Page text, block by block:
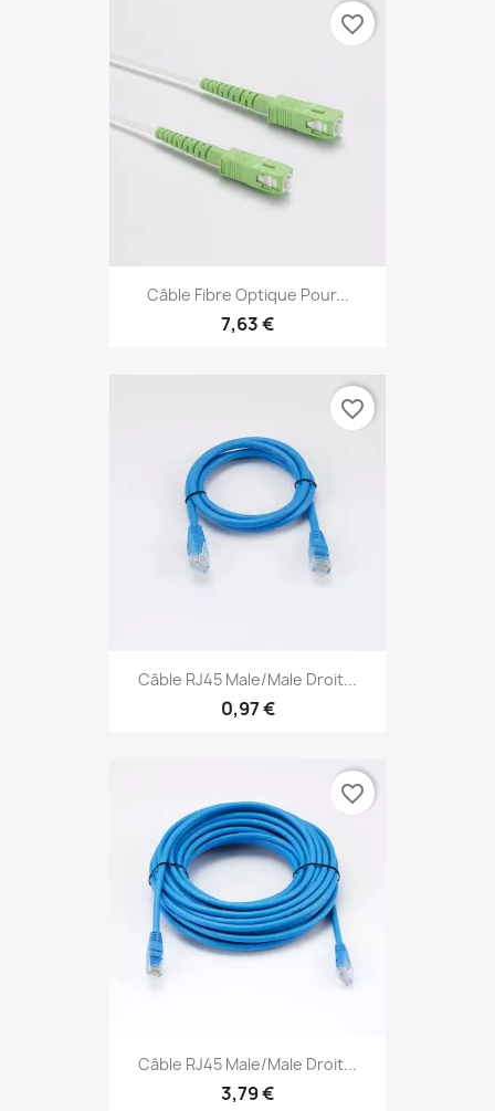
Câble Fibre Optique Pour...
7,63 €
favorite_border
Câble RJ45 Male/Male Droit...
0,97 €
favorite_border
Câble RJ45 Male/Male Droit...
3,79 €
favorite_border